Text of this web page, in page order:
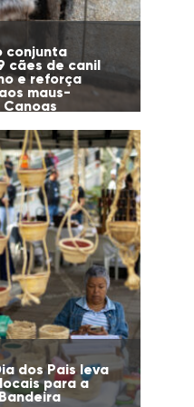
conjunta
cães de canil
e reforça
maus-
dos Pais leva
para a